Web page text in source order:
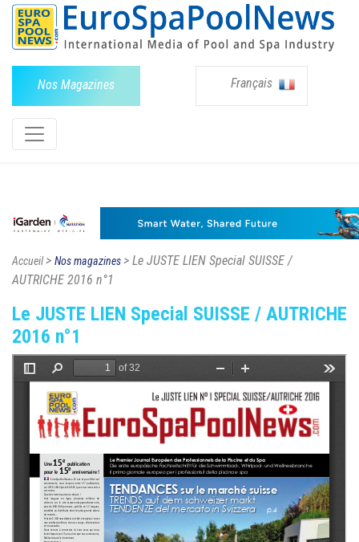
Nos Magazines Français
Accueil> Nos magazines> Le JUSTE LIEN Special SUISSE /
AUTRICHE 2016 n°1
Le JUSTE LIEN Special SUISSE / AUTRICHE
2016 n°1